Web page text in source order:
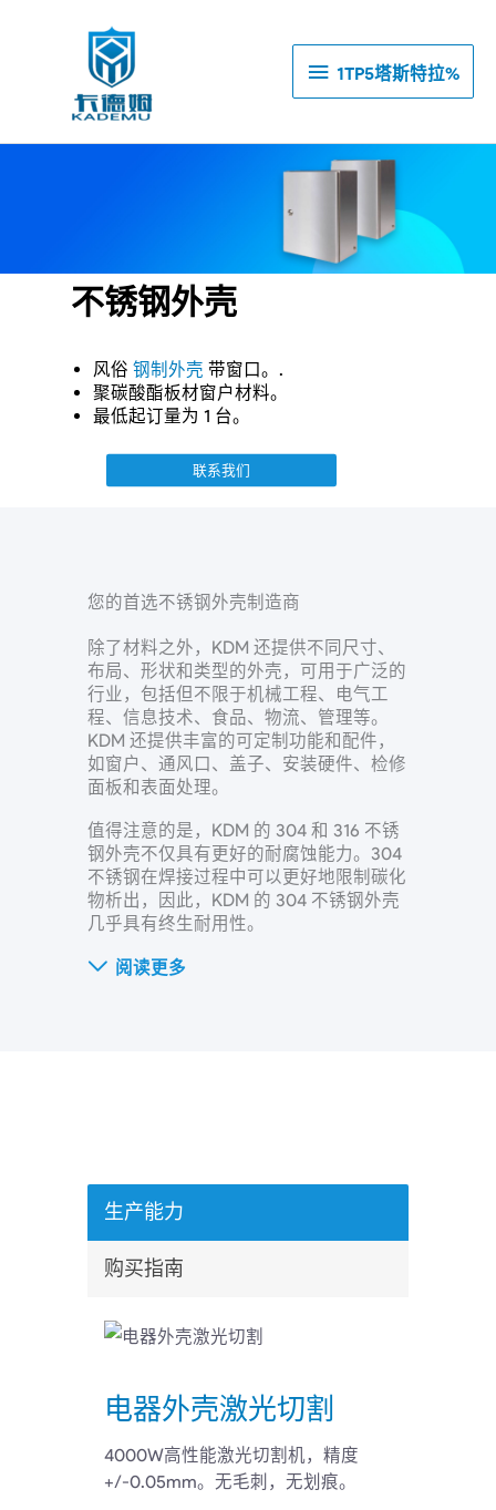
1TP5
斯
拉%
1TP5塔斯特拉%
不锈钢外壳
风俗 钢制外壳 带窗口。.
聚碳酸酯板材窗户材料。
最低起订量为 1 台。
联系我们
您的首选不锈钢外壳制造商
除了材料之外，KDM 还提供不同尺寸、
布局、形状和类型的外壳，可用于广泛的
行业，包括但不限于机械工程、电气工
程、信息技术、食品、物流、管理等。
KDM 还提供丰富的可定制功能和配件，
如窗户、通风口、盖子、安装硬件、检修
面板和表面处理。
值得注意的是，KDM 的 304 和 316 不锈
钢外壳不仅具有更好的耐腐蚀能力。304
不锈钢在焊接过程中可以更好地限制碳化
物析出，因此，KDM 的 304 不锈钢外壳
几乎具有终生耐用性。
阅读更多
生产能力
购买指南
电器外壳激光切割
4000W高性能激光切割机，精度
+/-0.05mm。无毛刺，无划痕。